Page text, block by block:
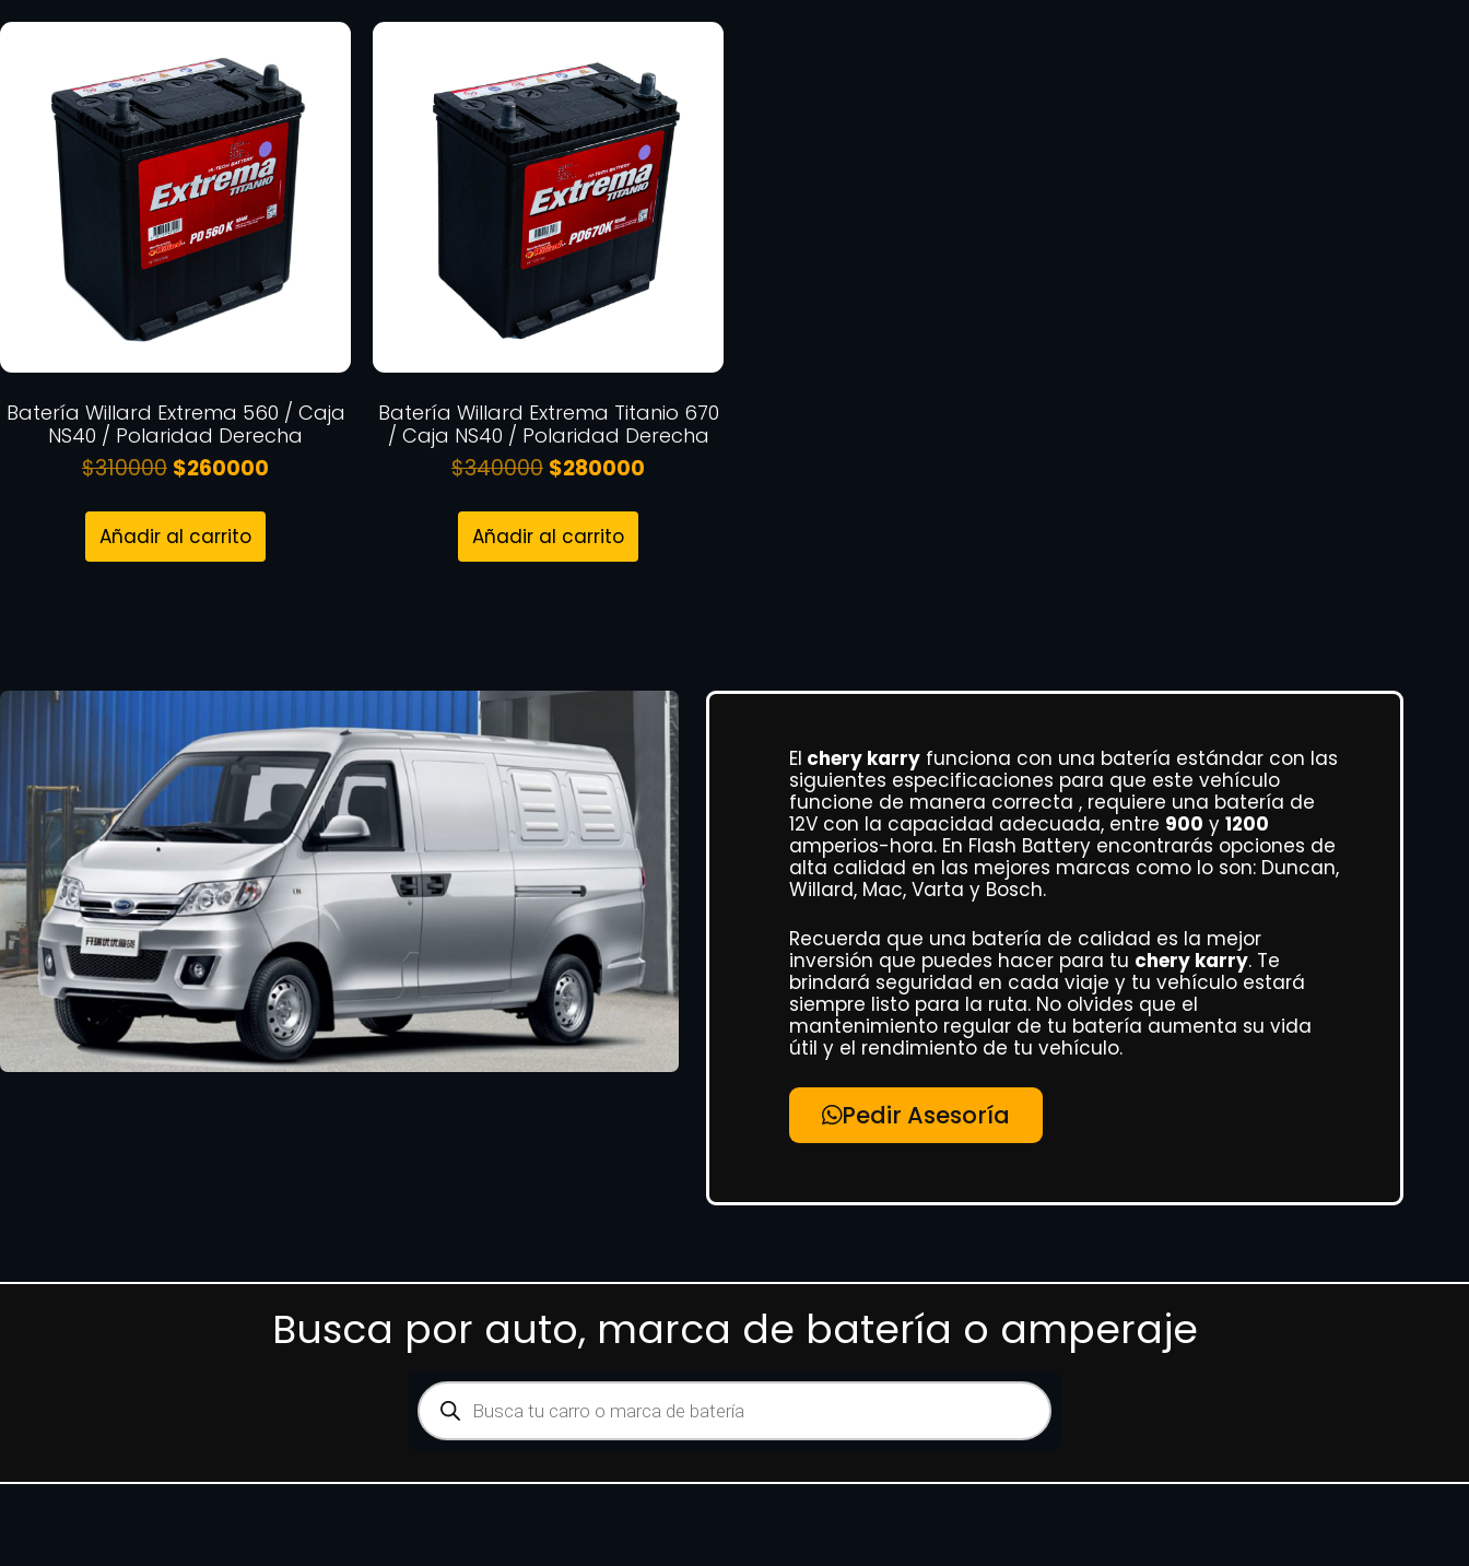
Batería Willard Extrema 560 / Caja
NS40 / Polaridad Derecha
$310000 $260000
Añadir al carrito
Batería Willard Extrema Titanio 670
/ Caja NS40 / Polaridad Derecha
$340000 $280000
Añadir al carrito
El chery karryfunciona con una batería estándar con las
siguientes especificaciones para que este vehículo
funcione de manera correcta , requiere una batería de
12V con la capacidad adecuada, entre 900 y 1200
amperios-hora. En Flash Battery encontrarás opciones de
alta calidad en las mejores marcas como lo son: Duncan,
Willard, Mac, Varta y Bosch.
Recuerda que una batería de calidad es la mejor
inversión que puedes hacer para tu chery karry. Te
brindará seguridad en cada viaje y tu vehículo estará
siempre listo para la ruta. No olvides que el
mantenimiento regular de tu batería aumenta su vida
útil y el rendimiento de tu vehículo.
Pedir Asesoría
Busca por auto, marca de batería o amperaje